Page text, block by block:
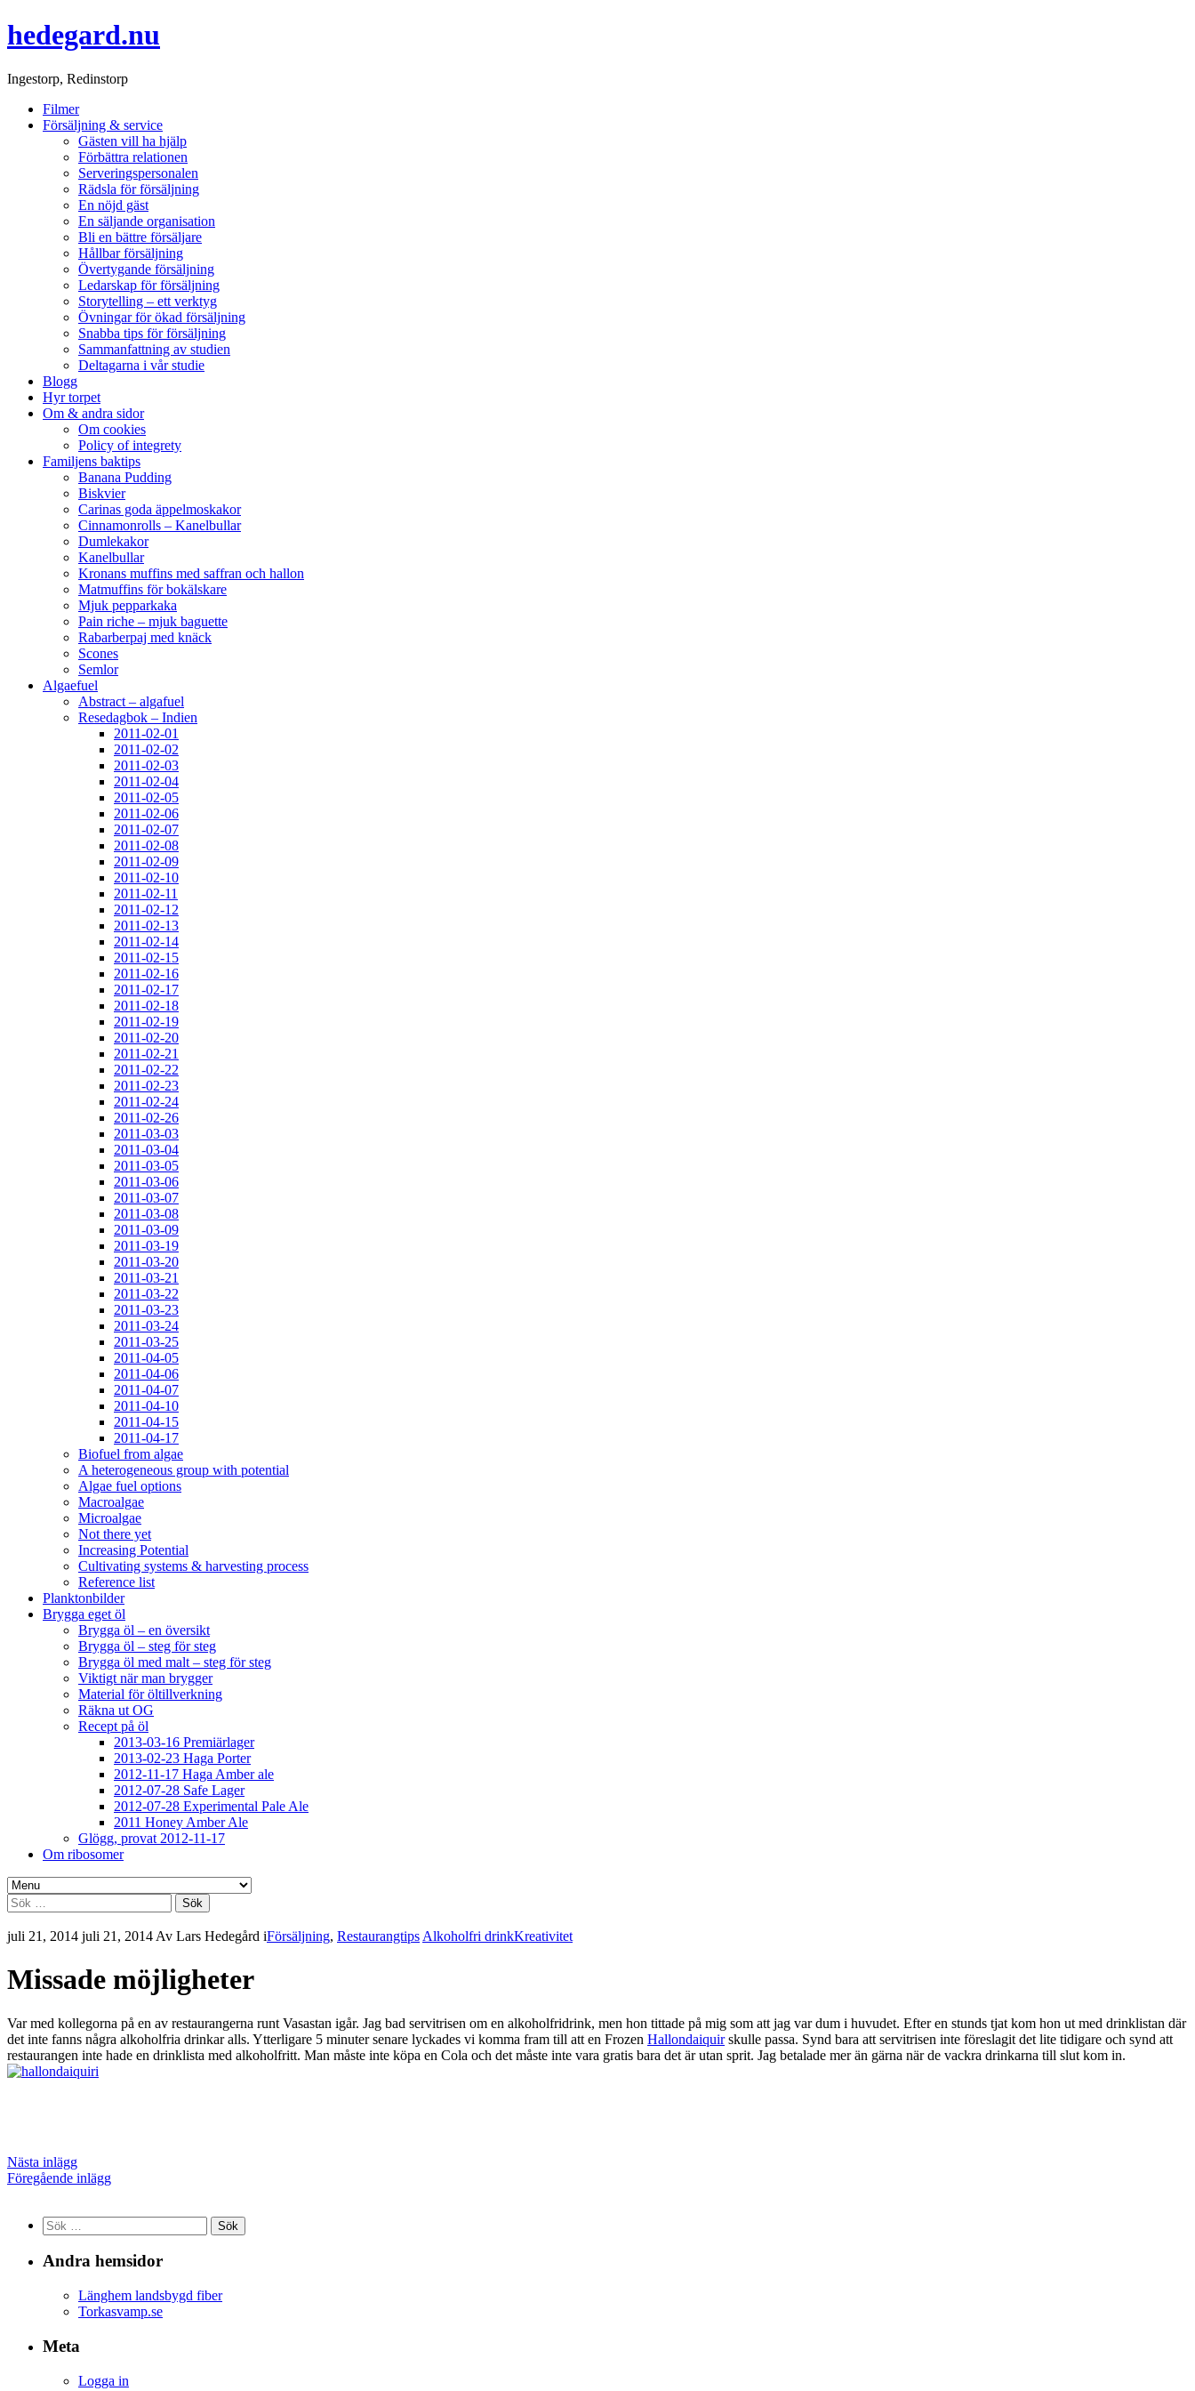
hedegard.nu
Ingestorp, Redinstorp
Filmer
Försäljning & service
Gästen vill ha hjälp
Förbättra relationen
Serveringspersonalen
Rädsla för försäljning
En nöjd gäst
En säljande organisation
Bli en bättre försäljare
Hållbar försäljning
Övertygande försäljning
Ledarskap för försäljning
Storytelling – ett verktyg
Övningar för ökad försäljning
Snabba tips för försäljning
Sammanfattning av studien
Deltagarna i vår studie
Blogg
Hyr torpet
Om & andra sidor
Om cookies
Policy of integrety
Familjens baktips
Banana Pudding
Biskvier
Carinas goda äppelmoskakor
Cinnamonrolls – Kanelbullar
Dumlekakor
Kanelbullar
Kronans muffins med saffran och hallon
Matmuffins för bokälskare
Mjuk pepparkaka
Pain riche – mjuk baguette
Rabarberpaj med knäck
Scones
Semlor
Algaefuel
Abstract – algafuel
Resedagbok – Indien
2011-02-01
2011-02-02
2011-02-03
2011-02-04
2011-02-05
2011-02-06
2011-02-07
2011-02-08
2011-02-09
2011-02-10
2011-02-11
2011-02-12
2011-02-13
2011-02-14
2011-02-15
2011-02-16
2011-02-17
2011-02-18
2011-02-19
2011-02-20
2011-02-21
2011-02-22
2011-02-23
2011-02-24
2011-02-26
2011-03-03
2011-03-04
2011-03-05
2011-03-06
2011-03-07
2011-03-08
2011-03-09
2011-03-19
2011-03-20
2011-03-21
2011-03-22
2011-03-23
2011-03-24
2011-03-25
2011-04-05
2011-04-06
2011-04-07
2011-04-10
2011-04-15
2011-04-17
Biofuel from algae
A heterogeneous group with potential
Algae fuel options
Macroalgae
Microalgae
Not there yet
Increasing Potential
Cultivating systems & harvesting process
Reference list
Planktonbilder
Brygga eget öl
Brygga öl – en översikt
Brygga öl – steg för steg
Brygga öl med malt – steg för steg
Viktigt när man brygger
Material för öltillverkning
Räkna ut OG
Recept på öl
2013-03-16 Premiärlager
2013-02-23 Haga Porter
2012-11-17 Haga Amber ale
2012-07-28 Safe Lager
2012-07-28 Experimental Pale Ale
2011 Honey Amber Ale
Glögg, provat 2012-11-17
Om ribosomer
Sök
efter:
juli 21, 2014 juli 21, 2014 Av Lars Hedegård iFörsäljning, Restaurangtips Alkoholfri drinkKreativitet
Missade möjligheter
Var med kollegorna på en av restaurangerna runt Vasastan igår. Jag bad servitrisen om en alkoholfridrink, men hon tittade på mig som att jag var dum i huvudet. Efter en stunds tjat kom hon ut med drinklistan där
det inte fanns några alkoholfria drinkar alls. Ytterligare 5 minuter senare lyckades vi komma fram till att en Frozen Hallondaiquirskulle passa. Synd bara att servitrisen inte föreslagit det lite tidigare och synd att
restaurangen inte hade en drinklista med alkoholfritt. Man måste inte köpa en Cola och det måste inte vara gratis bara det är utan sprit. Jag betalade mer än gärna när de vackra drinkarna till slut kom in.
Nästa inlägg
Föregående inlägg
Sök
efter:
Andra hemsidor
Länghem landsbygd fiber
Torkasvamp.se
Meta
Logga in